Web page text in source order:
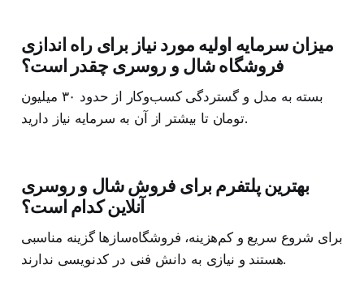
میزان سرمایه اولیه مورد نیاز برای راه اندازی
فروشگاه شال و روسری چقدر است؟
بسته به مدل و گستردگی کسب‌وکار از حدود ۳۰ میلیون
تومان تا بیشتر از آن به سرمایه نیاز دارید.
بهترین پلتفرم برای فروش شال و روسری
آنلاین کدام است؟
برای شروع سریع و کم‌هزینه، فروشگاه‌سازها گزینه مناسبی
هستند و نیازی به دانش فنی در کدنویسی ندارند.